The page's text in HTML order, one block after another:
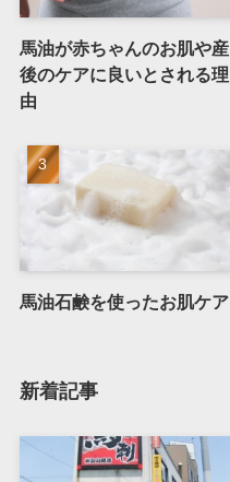
馬油が赤ちゃんのお肌や産
後のケアに良いとされる理
由
馬油石鹸を使ったお肌ケア
新着記事